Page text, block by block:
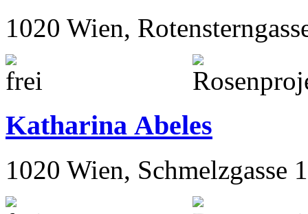
1020 Wien,
Katharina Abeles
1020 Wien, Schmelzgasse